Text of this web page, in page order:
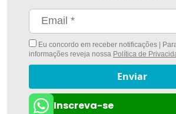
Eu concordo em receber notificações |
informações reveja nossa Política de
Enviar
Inscreva-se